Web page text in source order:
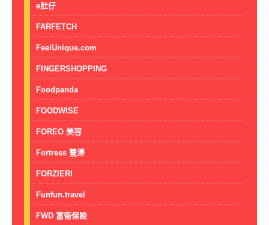
e肚仔
FARFETCH
FeelUnique.com
FINGERSHOPPING
Foodpanda
FOODWISE
FOREO 美容
Fortress 豐澤
FORZIERI
Funfun.travel
FWD 富衛保險